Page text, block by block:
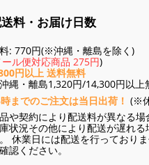
料・お届け日数
: 770円(※沖縄・離島を除く)
ール便対応商品 275円)
円以上 送料無料
縄・離島1,320円/14,300円以上
までのご注文は当日出荷！ (※
や契約により配送料が異なる場
状況その他により配送が遅れる
休業日には配送を行っておりま
認ください。